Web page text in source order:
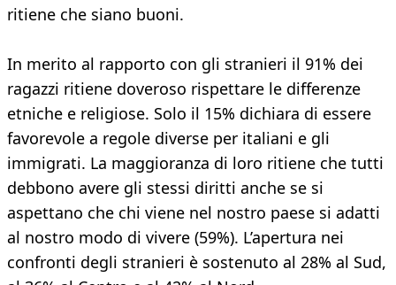
ritiene che siano buoni.
In merito al rapporto con gli stranieri il 91% dei
ragazzi ritiene doveroso rispettare le differenze
etniche e religiose. Solo il 15% dichiara di essere
favorevole a regole diverse per italiani e gli
immigrati. La maggioranza di loro ritiene che tutti
debbono avere gli stessi diritti anche se si
aspettano che chi viene nel nostro paese si adatti
al nostro modo di vivere (59%). L’apertura nei
confronti degli stranieri è sostenuto al 28% al Sud,